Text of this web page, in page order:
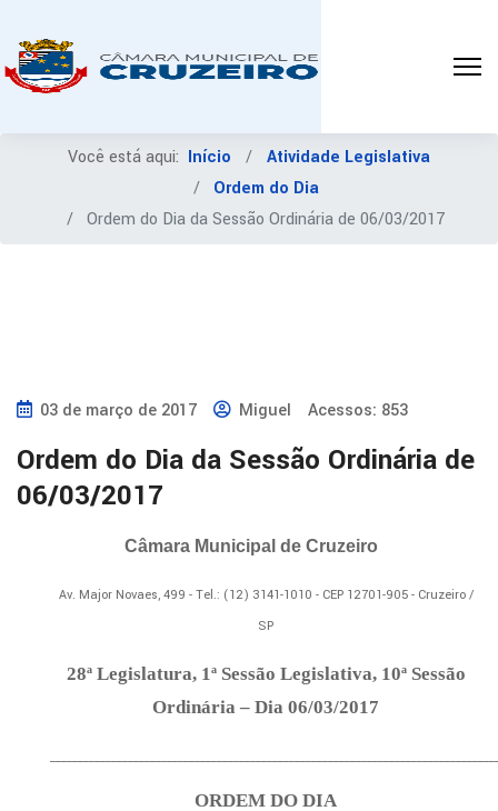
Você está aqui: Início
Atividade Legislativa
Ordem do Dia
Ordem do Dia da Sessão Ordinária de 06/03/2017
03 de março de 2017 Miguel Acessos: 853
Ordem do Dia da Sessão Ordinária de
06/03/2017
Câmara Municipal de Cruzeiro
Av. Major Novaes, 499 - Tel.: (12) 3141-1010 - CEP 12701-905 - Cruzeiro /
SP
28ª Legislatura, 1ª Sessão Legislativa, 10ª Sessão
Ordinária – Dia 06/03/2017
ORDEM DO DIA